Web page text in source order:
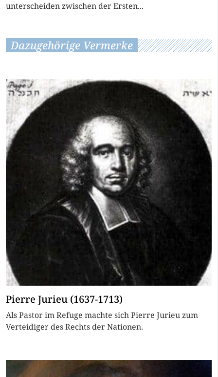
unterscheiden zwischen der Ersten...
Dazugehörige Vermerke
Pierre Jurieu (1637-1713)
Als Pastor im Refuge machte sich Pierre Jurieu zum
Verteidiger des Rechts der Nationen.